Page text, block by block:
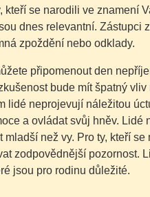
se narodili ve znamení
dnes relevantní. Zástupci
zpoždění nebo odklady.
připomenout den
bude mít špatný
lidé neprojevují náležitou
a ovládat svůj hněv. Lidé
než vy. Pro ty, kteří
zodpovědnější pozornost.
jsou pro rodinu důležité.